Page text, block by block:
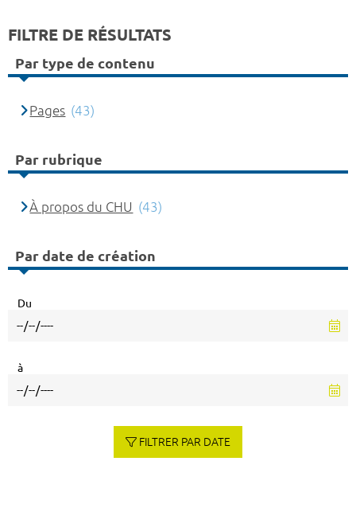
FILTRE DE RÉSULTATS
Par type de contenu
Pages (43)
Par rubrique
À propos du CHU (43)
Par date de création
Du
à
FILTRER PAR DATE